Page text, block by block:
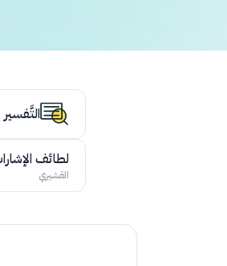
التَّفسير
لطائف
القشيري